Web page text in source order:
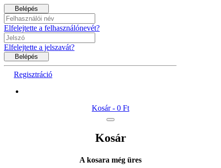
Belépés
Elfelejtette a felhasználónevét?
Elfelejtette a jelszavát?
Belépés
Regisztráció
Kosár - 0 Ft
Kosár
A kosara még üres